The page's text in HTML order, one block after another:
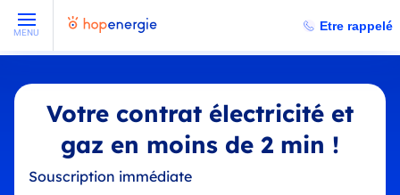
MENU Etre rappelé
Votre contrat électricité et
gaz en moins de 2 min !
Souscription immédiate